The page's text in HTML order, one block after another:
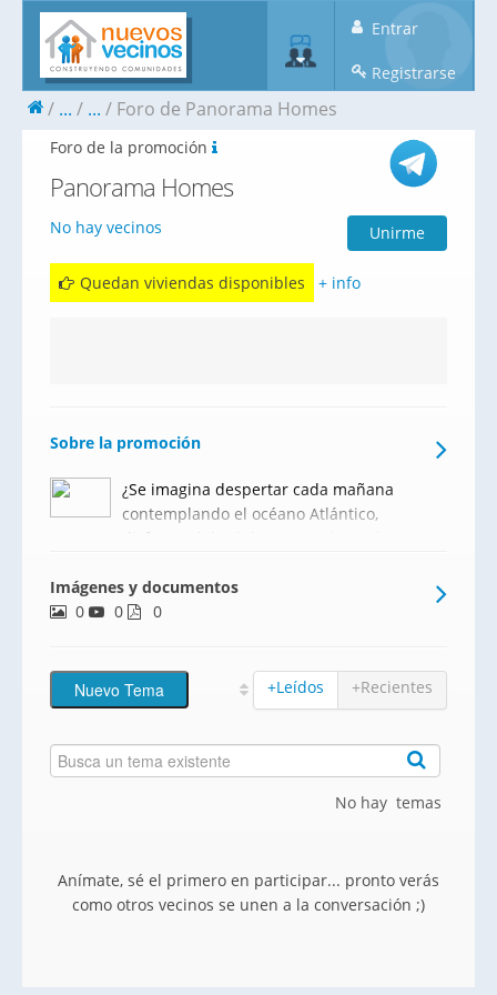
Entrar
Registrarse
... ... Foro de Panorama Homes
Foro de la promoción
Panorama Homes
No hay vecinos Unirme
Quedan viviendas disponibles + info
Sobre la promoción
¿Se imagina despertar cada mañana
contemplando el océano Atlántico,
disfrutar del sol durante todo el año y
de Fuerteventura?Inmobiliaria Carmen
Villazán tiene el placer de presentar
Imágenes y documentos
0
0 0
+Leídos +Recientes
No hay temas
Anímate, sé el primero en participar... pronto verás
como otros vecinos se unen a la conversación ;)